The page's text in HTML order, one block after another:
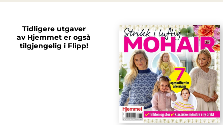
Tidligere utgaver
av Hjemmet er også
tilgjengelig i Flipp!